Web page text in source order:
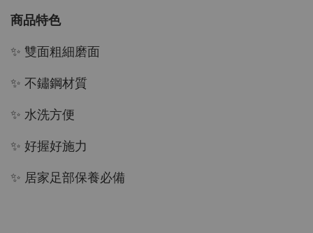
商品特色
✨ 雙面粗細磨面
✨ 不鏽鋼材質
✨ 水洗方便
✨ 好握好施力
✨ 居家足部保養必備